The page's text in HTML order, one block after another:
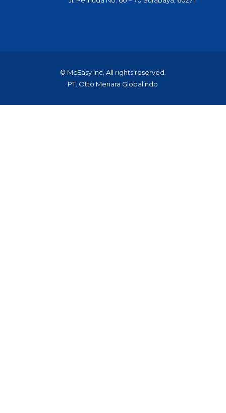
© McEasy Inc. All rights reserved.
PT. Otto Menara Globalindo